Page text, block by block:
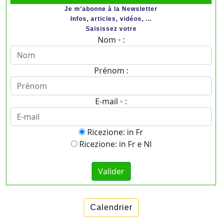
Je m'abonne à la Newsletter
Infos, articles, vidéos, …
Saisissez votre
Nom * :
Prénom :
E-mail * :
Ricezione: in Fr
Ricezione: in Fr e Nl
Calendrier